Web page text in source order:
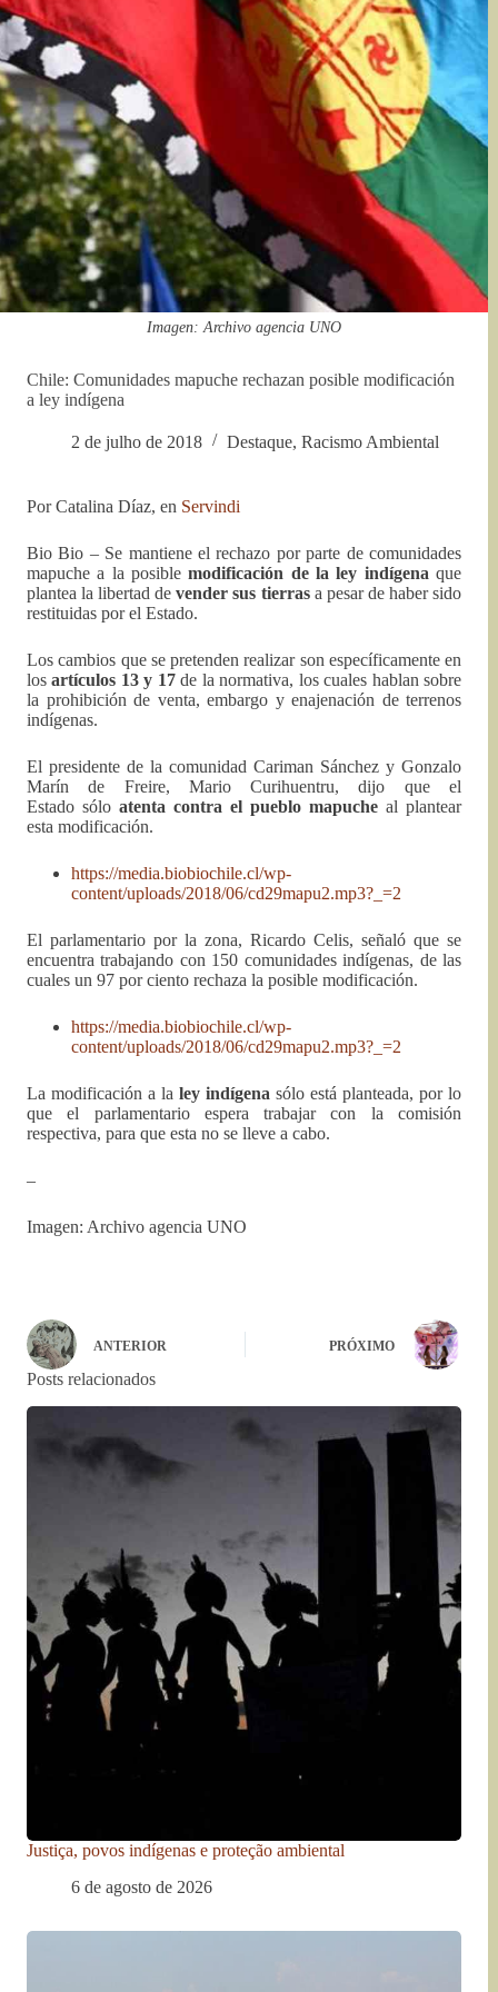
Imagen: Archivo agencia UNO
Chile: Comunidades mapuche rechazan posible modificación
a ley indígena
2 de julho de 2018 Destaque, Racismo Ambiental
Por Catalina Díaz, en Servindi
Bio Bio – Se mantiene el rechazo por parte de comunidades
mapuche a la posiblemodificación de la ley indígena que
plantea la libertad devender sus tierrasa pesar de haber sido
restituidas por el Estado.
Los cambios que se pretenden realizar son específicamente en
losartículos 13 y 17de la normativa, los cuales hablan sobre
la prohibición de venta, embargo y enajenación de terrenos
indígenas.
El presidente de la comunidad Cariman Sánchez y Gonzalo
Marín de Freire, Mario Curihuentru, dijo que el
Estado sóloatenta contra el pueblo mapuche al plantear
esta modificación.
https://media.biobiochile.cl/wp-
content/uploads/2018/06/cd29mapu2.mp3?_=2
El parlamentario por la zona, Ricardo Celis, señaló que se
encuentra trabajando con 150 comunidades indígenas, de las
cuales un 97 por ciento rechaza la posible modificación.
https://media.biobiochile.cl/wp-
content/uploads/2018/06/cd29mapu2.mp3?_=2
La modificación a laley indígena sólo está planteada, por lo
que el parlamentario espera trabajar con la comisión
respectiva, para que esta no se lleve a cabo.
–
Imagen: Archivo agencia UNO
ANTERIOR PRÓXIMO
Posts relacionados
Justiça, povos indígenas e proteção ambiental
6 de agosto de 2026